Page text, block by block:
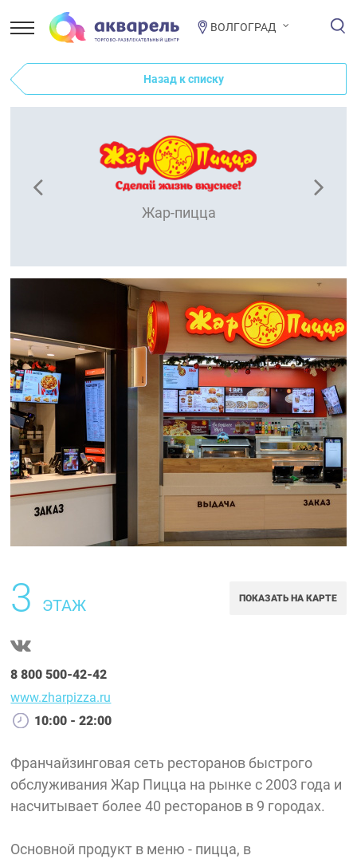
ВОЛГОГРАД
Назад к списку
Жар-пицца
3 ЭТАЖ ПОКАЗАТЬ НА КАРТЕ
8 800 500-42-42
www.zharpizza.ru
10:00 - 22:00
Франчайзинговая сеть ресторанов быстрого
обслуживания Жар Пицца на рынке с 2003 года и
насчитывает более 40 ресторанов в 9 городах.
Основной продукт в меню - пицца, в